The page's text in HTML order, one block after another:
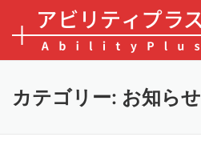
コンテンツへスキップ
カテゴリー: お知らせ